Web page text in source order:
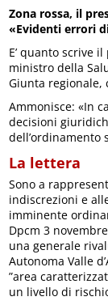
Zona rossa, il
«Evidenti errori
E’ quanto scrive
ministro della
Giunta regionale,
Ammonisce: «In
decisioni
dell’ordinamento
La lettera
Sono a
indiscrezioni e
imminente
Dpcm 3
una generale
Autonoma Valle
”area
un livello di